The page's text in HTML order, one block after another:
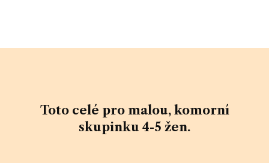
Toto celé pro malou, komorní
skupinku 4-5 žen.